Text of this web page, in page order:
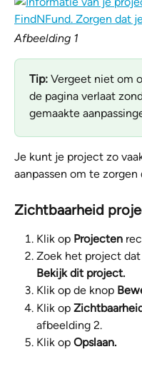
Afbeelding 1
Tip: Vergeet niet om
de pagina verlaat
gemaakte
Je kunt je project zo
aanpassen om te
Zichtbaarheid
Klik op Projecten
Zoek het project
Bekijk dit project.
Klik op de knop
Klik op
afbeelding 2.
Klik op Opslaan.